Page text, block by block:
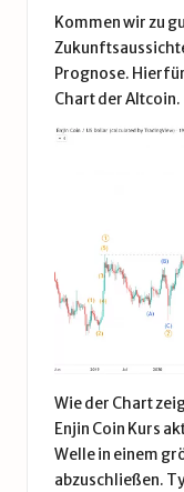
Kommen wir zu
Prognose.
Chart der Altcoin.
Wie der Chart
Enjin Coin Kurs
Welle in einem
abzuschließen.